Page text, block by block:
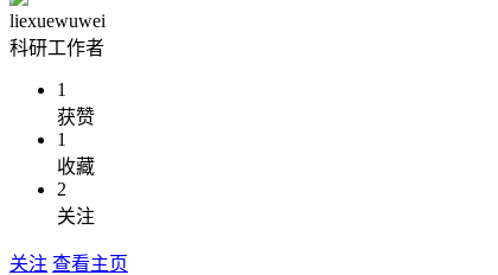
liexuewuwei
科研工作者
1
获赞
1
收藏
2
关注
关注 查看主页